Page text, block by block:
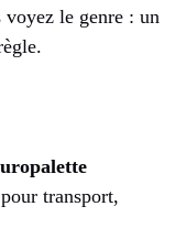
voyez le genre : un
transport,